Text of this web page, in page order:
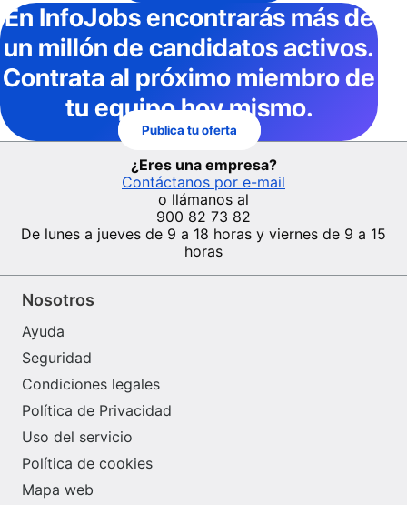
En InfoJobsencontrarás más de
un millón de candidatos activos.
Contrata al próximo miembro de
tu equipo hoy mismo.
Publica tu oferta
¿Eres una empresa?
Contáctanos por e-mail
o llámanos al
900 82 73 82
De lunes a jueves de 9 a 18 horas y viernes de 9 a 15
horas
Nosotros
Ayuda
Seguridad
Condiciones legales
Política de Privacidad
Uso del servicio
Política de cookies
Mapa web